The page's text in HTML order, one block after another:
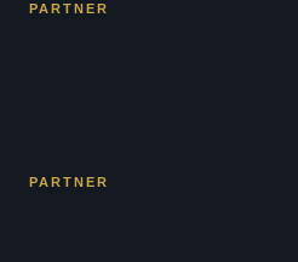
PARTNER
PARTNER